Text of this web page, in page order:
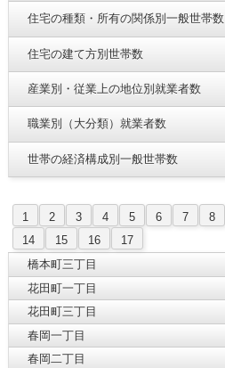
住宅の種類・所有の関係別一般世帯数
住宅の建て方別世帯数
産業別・従業上の地位別就業者数
職業別（大分類）就業者数
世帯の経済構成別一般世帯数
1 2 3 4 5 6 7 8
14
15 16
17
橋本町三丁目
花田町一丁目
花田町三丁目
春岡一丁目
春岡二丁目